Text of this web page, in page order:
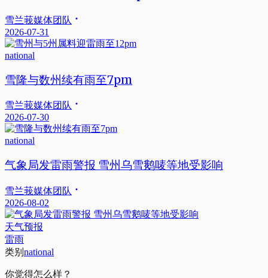
雪兰莪媒体团队
2026-07-31
national
雪隆与数州续有雨至7pm
雪兰莪媒体团队
2026-07-30
national
气象局发雷雨警报 雪州乌雪鹅唛等地受影响
雪兰莪媒体团队
2026-08-02
天气预报
雷雨
类别 national
你觉得怎么样？